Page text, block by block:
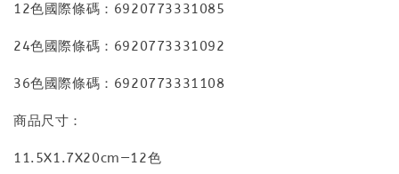
12色國際條碼：6920773331085
24色國際條碼：6920773331092
36色國際條碼：6920773331108
商品尺寸：
11.5X1.7X20cm—12色